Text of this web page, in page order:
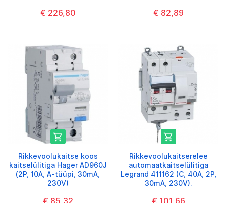
€ 226,80 € 82,89

Rikkevoolukaitse koos
kaitselülitiga Hager AD960J
(2P, 10A, A-tüüpi, 30mA,
230V)

Rikkevoolukaitserelee
automaatkaitselülitiga
Legrand 411162 (C, 40A, 2P,
30mA, 230V).